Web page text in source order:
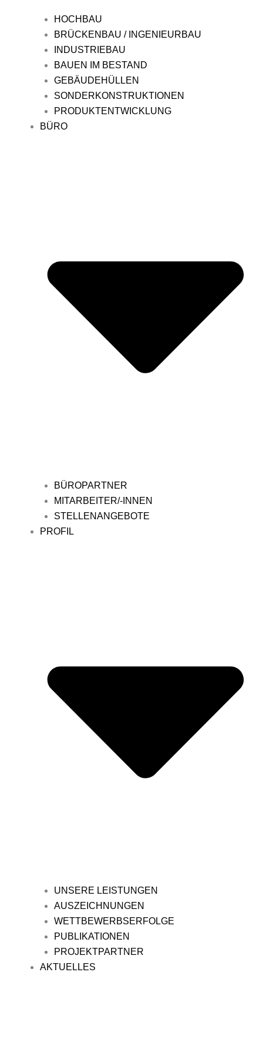
HOCHBAU
BRÜCKENBAU / INGENIEURBAU
INDUSTRIEBAU
BAUEN IM BESTAND
GEBÄUDEHÜLLEN
SONDERKONSTRUKTIONEN
PRODUKTENTWICKLUNG
BÜRO
BÜROPARTNER
MITARBEITER/-INNEN
STELLENANGEBOTE
PROFIL
UNSERE LEISTUNGEN
AUSZEICHNUNGEN
WETTBEWERBSERFOLGE
PUBLIKATIONEN
PROJEKTPARTNER
AKTUELLES